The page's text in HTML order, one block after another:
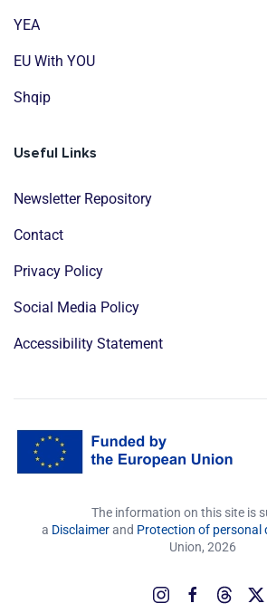
YEA
EU With YOU
Shqip
Useful Links
Newsletter Repository
Contact
Privacy Policy
Social Media Policy
Accessibility Statement
The information on this site is
a Disclaimerand Protection of personal
Union, 2026